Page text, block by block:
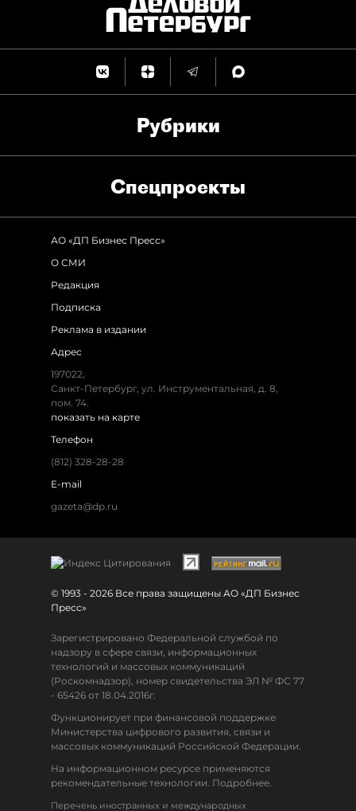
Рубрики
Спец­проекты
АО «ДП Бизнес Пресс»
О СМИ
Редакция
Подписка
Реклама в издании
Адрес
197022,
Санкт-Петербург, ул. Инструментальная, д. 8,
пом. 74.
показать на карте
Телефон
(812) 328-28-28
E-mail
gazeta@dp.ru
© 1993 - 2026 Все права защищены АО «ДП Бизнес
Пресс»
Зарегистрировано Федеральной службой по
надзору в сфере связи, информационных
технологий и массовых коммуникаций
(Роскомнадзор), номер свидетельства ЭЛ № ФС 77
- 65426 от 18.04.2016г.
Функционирует при финансовой поддержке
Министерства цифрового развития, связи и
массовых коммуникаций Российской Федерации.
На информационном ресурсе применяются
рекомендательные технологии. Подробнее.
Перечень иностранных и международных